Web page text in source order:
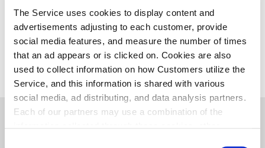
The Service uses cookies to display content and
advertisements adjusting to each customer, provide
social media features, and measure the number of times
that an ad appears or is clicked on. Cookies are also
used to collect information on how Customers utilize the
Service, and this information is shared with various
social media, ad distributing, and data analysis partners.
Each of our partners may use a combination of the
다른 가게 찾기